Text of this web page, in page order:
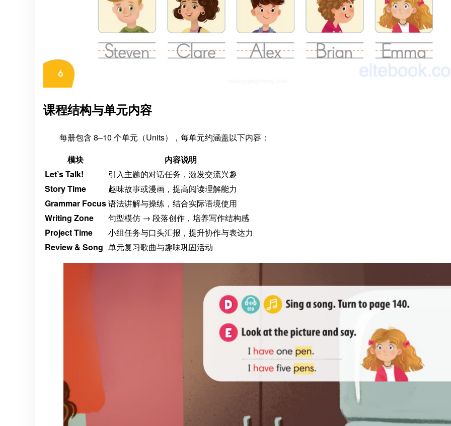
课程结构与单元内容
每册包含 8–10 个单元（Units），每单元约涵盖以下内容：
模块
内容说明
Let’s Talk!
引入主题的对话任务，激发交流兴趣
Story Time
趣味故事或漫画，提高阅读理解能力
Grammar Focus语法讲解与操练，结合实际语境使用
Writing Zone
句型模仿 → 段落创作，培养写作结构感
Project Time
小组任务与口头汇报，提升协作与表达力
Review & Song 单元复习歌曲与趣味巩固活动